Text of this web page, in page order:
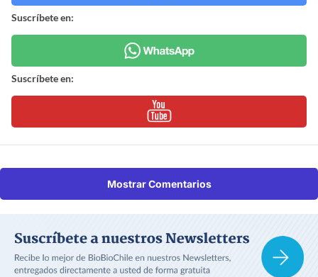
Suscríbete en:
Suscríbete en:
Mostrar Comentarios